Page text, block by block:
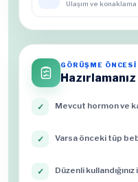
Ulaşım ve konaklama
GÖRÜŞME ÖNCESİ
✓ Mevcut hormon ve
✓ Varsa önceki tüp
✓ Düzenli